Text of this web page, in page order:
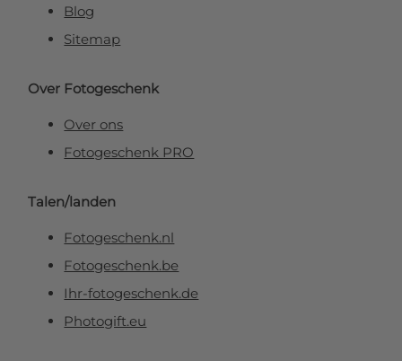
Blog
Sitemap
Over Fotogeschenk
Over ons
Fotogeschenk PRO
Talen/landen
Fotogeschenk.nl
Fotogeschenk.be
Ihr-fotogeschenk.de
Photogift.eu